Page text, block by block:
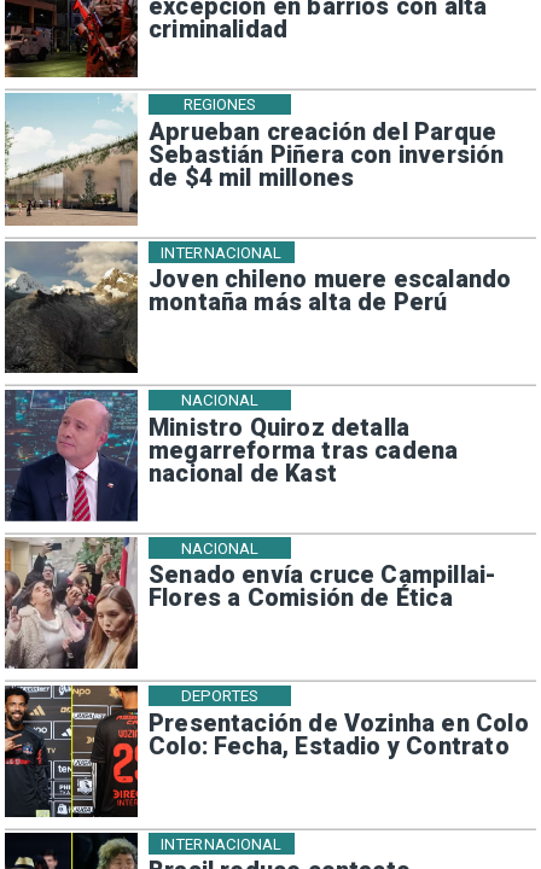
excepción en barrios con alta
criminalidad
Aprueban creación del Parque
Sebastián Piñera con inversión
de $4 mil millones
REGIONES
Joven chileno muere escalando
montaña más alta de Perú
INTERNACIONAL
Ministro Quiroz detalla
megarreforma tras cadena
nacional de Kast
NACIONAL
Senado envía cruce Campillai-
Flores a Comisión de Ética
NACIONAL
Presentación de Vozinha en Colo
Colo: Fecha, Estadio y Contrato
DEPORTES
INTERNACIONAL